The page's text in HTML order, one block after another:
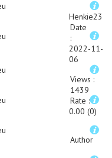
Henkie23
Date
:
2022-11-
06
Views :
1439
Rate :
0.00 (0)
Author